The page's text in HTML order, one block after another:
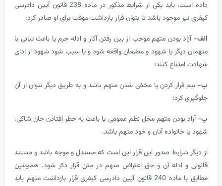
داده است، باید یکی از شرایط مذکور در ماده 238 قانون آیین دادرسی
موجود باشد تا بتوان قرار بازداشت موقت برای او صادر کرد:
بودن متهم موجب از بین رفتن آثار و ادله جرم یا باعث تبانی با
یا شهود و مطلعان واقعه شود و یا سبب شود شهود از ادای
کنند؛
کردن یا مخفی شدن متهم باشد و به طریق دیگر نتوان از آن
بودن متهم مخل نظم عمومی یا باعث به خطر افتادن جان شاکی،
آنان و خود متهم باشد.
صدور این قرار این است که مستدل و موجه باشد و مستند
ادله آن و حق اعتراض متهم در متن قرار ذکر شود. همچنین
دادرسی کیفری
قرار بازداشت متهم باید